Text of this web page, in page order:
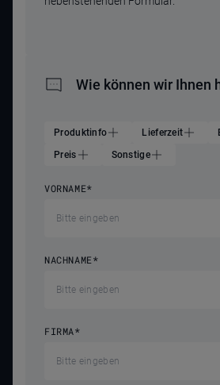
Wie können wir Ihnen
Produktinfo Lieferzeit
Preis
Sonstige
VORNAME*
NACHNAME*
FIRMA*